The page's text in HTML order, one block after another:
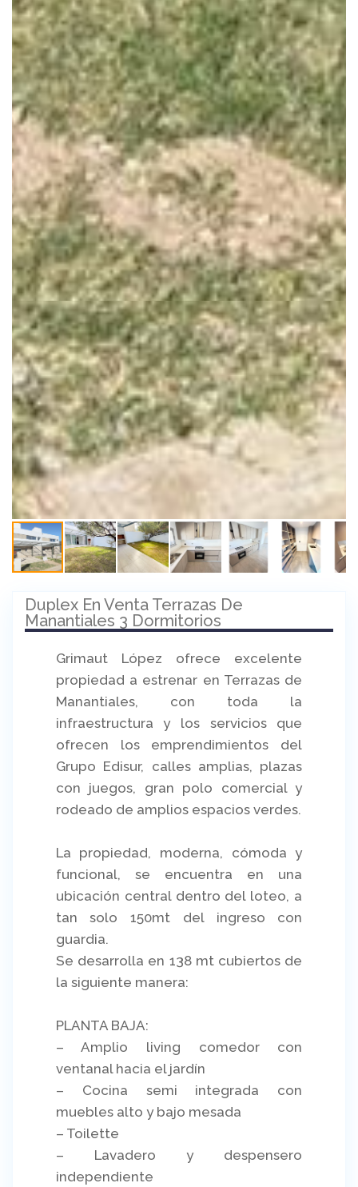
Duplex En Venta Terrazas De
Manantiales 3 Dormitorios
Grimaut López ofrece excelente
propiedad a estrenar en Terrazas de
Manantiales, con toda la
infraestructura y los servicios que
ofrecen los emprendimientos del
Grupo Edisur, calles amplias, plazas
con juegos, gran polo comercial y
rodeado de amplios espacios verdes.
La propiedad, moderna, cómoda y
funcional, se encuentra en una
ubicación central dentro del loteo, a
tan solo 150mt del ingreso con
guardia.
Se desarrolla en 138 mt cubiertos de
la siguiente manera:
PLANTA BAJA:
– Amplio living comedor con
ventanal hacia el jardín
– Cocina semi integrada con
muebles alto y bajo mesada
– Toilette
– Lavadero y despensero
independiente